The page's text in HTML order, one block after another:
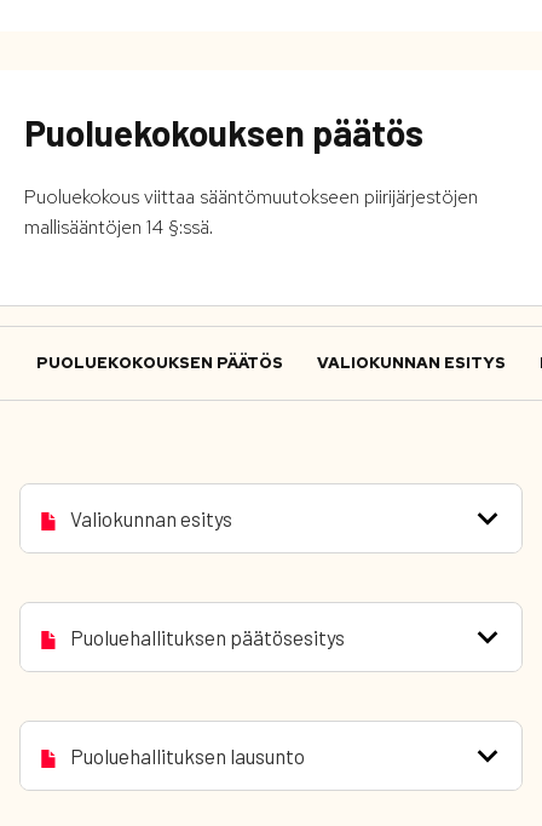
Puoluekokouksen päätös
Puoluekokous viittaa sääntömuutokseen piirijärjestöjen
mallisääntöjen 14 §:ssä.
PUOLUEKOKOUKSEN PÄÄTÖS VALIOKUNNAN ESITYS
Valiokunnan esitys
Puoluehallituksen päätösesitys
Puoluehallituksen lausunto